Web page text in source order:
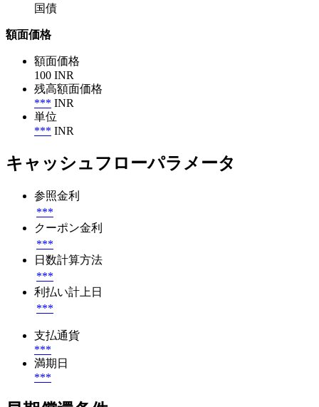
国債
額面価格
額面価格
100 INR
残高額面価格
*** INR
単位
*** INR
キャッシュフローパラメータ
参照金利
***
クーポン金利
***
日数計算方法
***
利払い計上日
***
支払通貨
***
満期日
***